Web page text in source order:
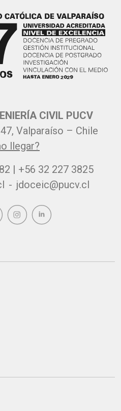
CIVIL PUCV
Valparaíso – Chile
llegar?
| +56 32 227 3825
- jdoceic@pucv.cl